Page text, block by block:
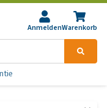
AnmeldenWarenkorb